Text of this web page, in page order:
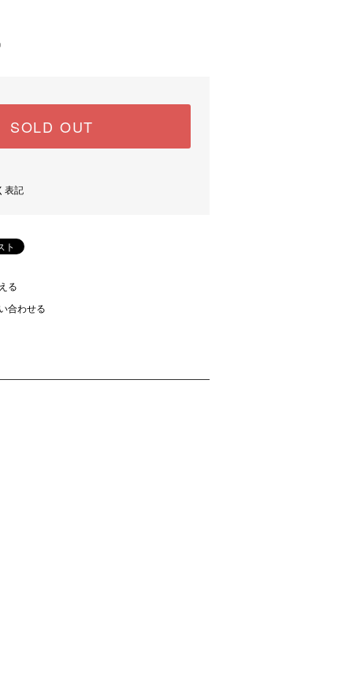
SOLD OUT
表記
る
合わせる